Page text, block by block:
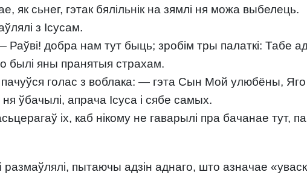
як сьнег, гэтак бялільнік на зямлі ня можа выбелець.
з Ісусам.
Раўві! добра нам тут быць; зробім тры палаткі: Табе
былі яны пранятыя страхам.
пачуўся голас з воблака: — гэта Сын Мой улюбёны,
ўбачылі, апрача Ісуса і сябе самых.
іх, каб нікому не гаварылі пра бачанае тут,
размаўлялі, пытаючы адзін аднаго, што азначае